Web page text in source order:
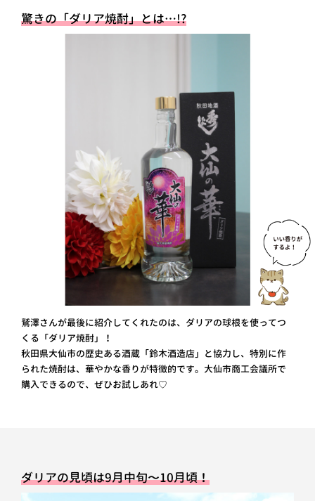
驚きの「ダリア焼酎」とは…!?
鷲澤さんが最後に紹介してくれたのは、ダリアの球根を使ってつ
くる「ダリア焼酎」！
秋田県大仙市の歴史ある酒蔵「鈴木酒造店」と協力し、特別に作
られた焼酎は、華やかな香りが特徴的です。大仙市商工会議所で
購入できるので、ぜひお試しあれ♡
ダリアの見頃は9月中旬〜10月頃！